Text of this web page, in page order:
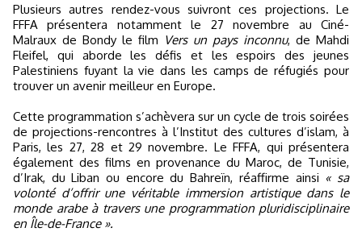
Plusieurs autres rendez-vous suivront ces projections. Le
FFFA présentera notamment le 27 novembre au Ciné-
Malraux de Bondy le film Vers un pays inconnu, de Mahdi
Fleifel, qui aborde les défis et les espoirs des jeunes
Palestiniens fuyant la vie dans les camps de réfugiés pour
trouver un avenir meilleur en Europe.
Cette programmation s’achèvera sur un cycle de trois soirées
de projections-rencontres à l’Institut des cultures d’islam, à
Paris, les 27, 28 et 29 novembre. Le FFFA, qui présentera
également des films en provenance du Maroc, de Tunisie,
d’Irak, du Liban ou encore du Bahreïn, réaffirme ainsi « sa
volonté d’offrir une véritable immersion artistique dans le
monde arabe à travers une programmation pluridisciplinaire
en Île-de-France ».